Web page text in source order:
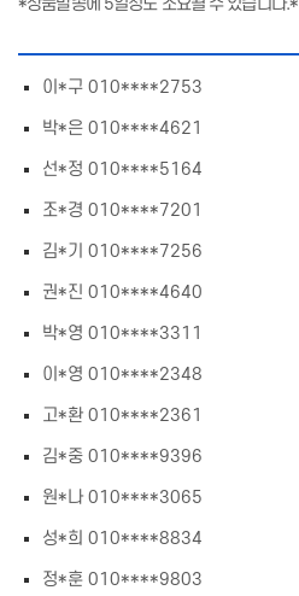
*상품발송에 5일정도 소요될 수 있습니다.*
이*구 010****2753
박*은 010****4621
선*정 010****5164
조*경 010****7201
김*기 010****7256
권*진 010****4640
박*영 010****3311
이*영 010****2348
고*환 010****2361
김*중 010****9396
원*나 010****3065
성*희 010****8834
정*훈 010****9803